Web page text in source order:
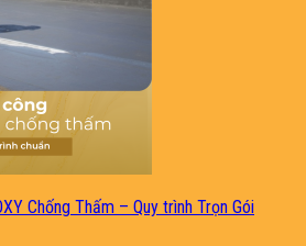
Chống Thấm – Quy trình Trọn Gói